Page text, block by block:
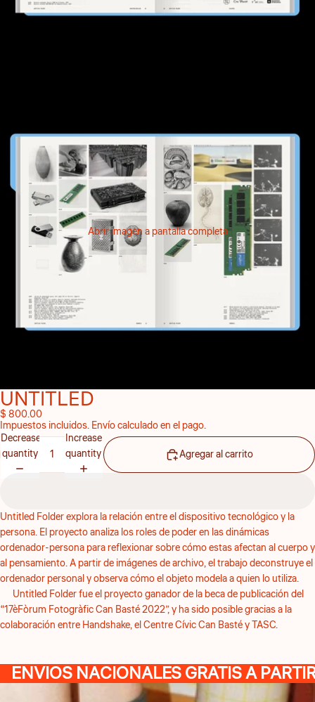
UNTITLED
$ 800.00
Impuestos incluidos. Envío calculado en el pago.
Decrease
quantity
Increase
quantity
Agregar al carrito
Untitled Folder explora la relación entre el dispositivo tecnológico y la
persona. El proyecto analiza los roles de poder en las dinámicas
ordenador-persona para reflexionar sobre cómo estas afectan al cuerpo y
al pensamiento. A partir de imágenes de archivo, el trabajo deconstruye el
ordenador personal y observa cómo el objeto modela a quien lo utiliza.
Untitled Folder fue el proyecto ganador de la beca de publicación del
“17èFòrum Fotogràfic Can Basté 2022”, y ha sido posible gracias a la
colaboración entre Handshake, el Centre Cívic Can Basté y TASC.
Abrir imagen a pantalla completa
ENVIOS NACIONALES GRATIS A